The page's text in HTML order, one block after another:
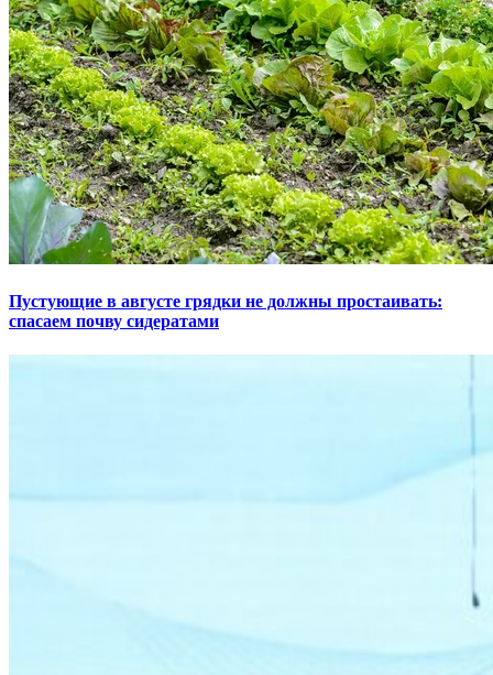
Пустующие в августе грядки не должны простаивать:
спасаем почву сидератами